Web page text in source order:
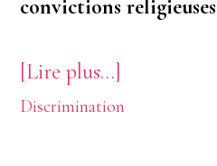
convictions religieuses
[Lire plus…]
proposPeut-
Discrimination